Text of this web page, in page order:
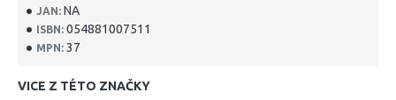
JAN: NA
ISBN: 054881007511
MPN: 37
VICE Z TÉTO ZNAČKY